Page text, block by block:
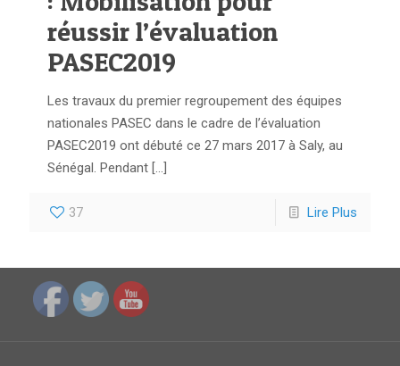
réussir l’évaluation
PASEC2019
Les travaux du premier regroupement des équipes
nationales PASEC dans le cadre de l’évaluation
PASEC2019 ont débuté ce 27 mars 2017 à Saly, au
Sénégal. Pendant […]
37 Lire Plus